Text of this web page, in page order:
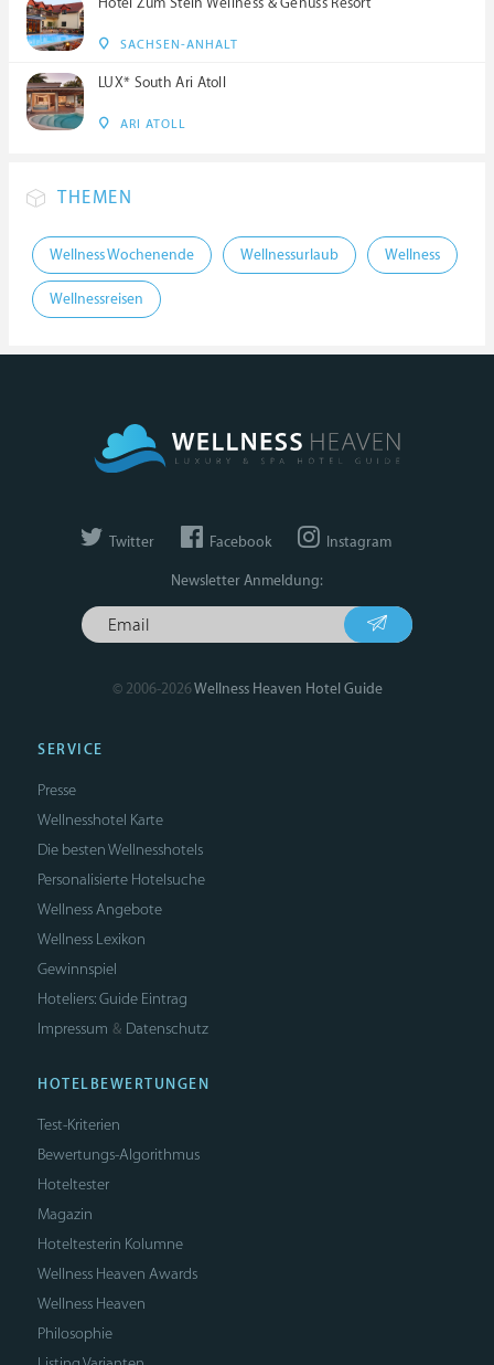
SACHSEN-ANHALT
LUX* South Ari Atoll
ARI ATOLL
THEMEN
Wellness Wochenende Wellnessurlaub Wellness
Wellnessreisen
Twitter Facebook Instagram
Newsletter Anmeldung:
© 2006-2026Wellness Heaven Hotel Guide
SERVICE
Presse
Wellnesshotel Karte
Die besten Wellnesshotels
Personalisierte Hotelsuche
Wellness Angebote
Wellness Lexikon
Gewinnspiel
Hoteliers: Guide Eintrag
Impressum & Datenschutz
HOTELBEWERTUNGEN
Test-Kriterien
Bewertungs-Algorithmus
Hoteltester
Magazin
Hoteltesterin Kolumne
Wellness Heaven Awards
Wellness Heaven
Philosophie